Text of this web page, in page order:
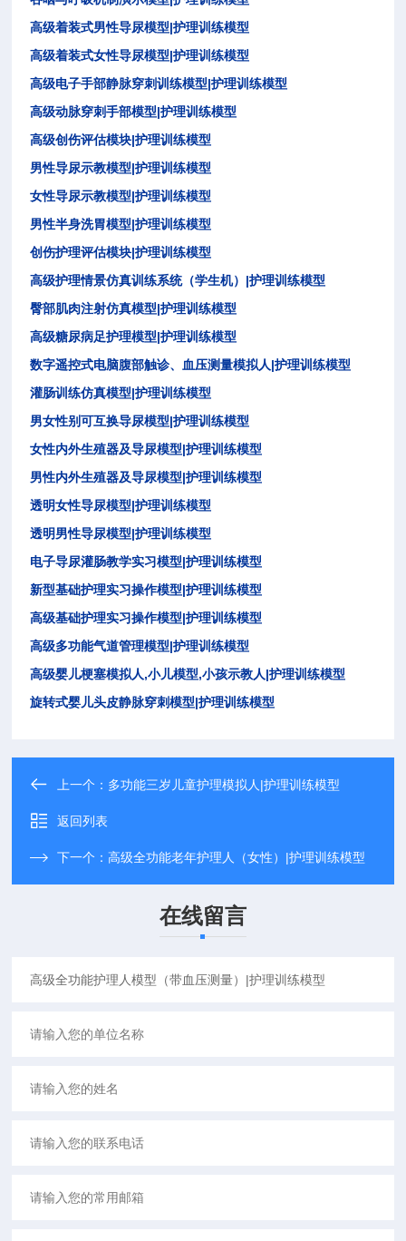
高级着装式男性导尿模型|护理训练模型
高级着装式女性导尿模型|护理训练模型
高级电子手部静脉穿刺训练模型|护理训练模型
高级动脉穿刺手部模型|护理训练模型
高级创伤评估模块|护理训练模型
男性导尿示教模型|护理训练模型
女性导尿示教模型|护理训练模型
男性半身洗胃模型|护理训练模型
创伤护理评估模块|护理训练模型
高级护理情景仿真训练系统（学生机） |护理训练模型
臀部肌肉注射仿真模型|护理训练模型
高级糖尿病足护理模型|护理训练模型
数字遥控式电脑腹部触诊、血压测量模拟人|护理训练模型
灌肠训练仿真模型|护理训练模型
男女性别可互换导尿模型|护理训练模型
女性内外生殖器及导尿模型|护理训练模型
男性内外生殖器及导尿模型|护理训练模型
透明女性导尿模型|护理训练模型
透明男性导尿模型|护理训练模型
电子导尿灌肠教学实习模型|护理训练模型
新型基础护理实习操作模型|护理训练模型
高级基础护理实习操作模型|护理训练模型
高级多功能气道管理模型|护理训练模型
高级婴儿梗塞模拟人,小儿模型,小孩示教人|护理训练模型
旋转式婴儿头皮静脉穿刺模型|护理训练模型
上一个： 多功能三岁儿童护理模拟人|护理训练模型
返回列表
下一个：高级全功能老年护理人（女性）|护理训练模型
在线留言